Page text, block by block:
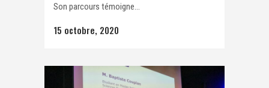
Son parcours témoigne...
15 octobre, 2020